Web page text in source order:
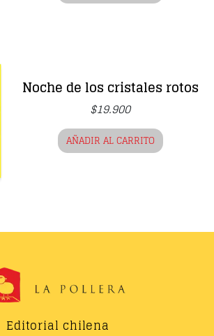
Noche de los cristales rotos
$19.900
AÑADIR AL CARRITO
Editorial chilena